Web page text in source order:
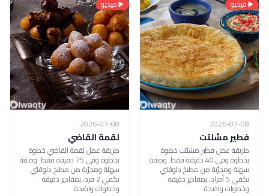
فيديو
2026-07-08
فطير مشلتت
طريقة عمل فطير مشلتت خطوة
بخطوة وفي 40 دقيقة فقط. وصفة
سهلة ومجرّبة من مطبخ دلوقتي
تكفي 5 أفراد، بمقادير دقيقة
وخطوات واضحة.
فيديو
2026-07-08
لقمة القاضي
طريقة عمل لقمة القاضي خطوة
بخطوة وفي 75 دقيقة فقط. وصفة
سهلة ومجرّبة من مطبخ دلوقتي
تكفي 2 فرد، بمقادير دقيقة
وخطوات واضحة.